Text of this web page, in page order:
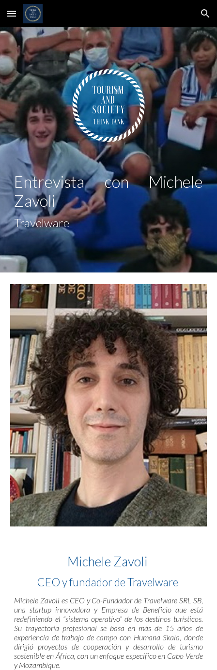
Skip to main content Skip to navigation
Entrevista conMichele
Zavoli
Travelware
Michele Zavoli
CEO y fundador de Travelware
Michele Zavoli es CEO y Co-Fundador de Travelware SRL SB,
una startup innovadora y Empresa de Beneficio que está
redefiniendo el “sistema operativo” de los destinos turísticos.
Su trayectoria profesional se basa en más de 15 años de
experiencia de trabajo de campo con Humana Skala, donde
dirigió proyectos de cooperación y desarrollo de turismo
sostenible en África, con un enfoque específico en Cabo Verde
y Mozambique.